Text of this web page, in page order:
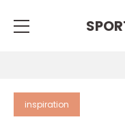
inspiration